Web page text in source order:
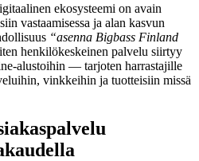
ekosysteemi on avain
vastaamisessa ja alan kasvun
“asenna Bigbass Finland
henkilökeskeinen palvelu siirtyy
alustoihin — tarjoten harrastajille
vinkkeihin ja tuotteisiin missä